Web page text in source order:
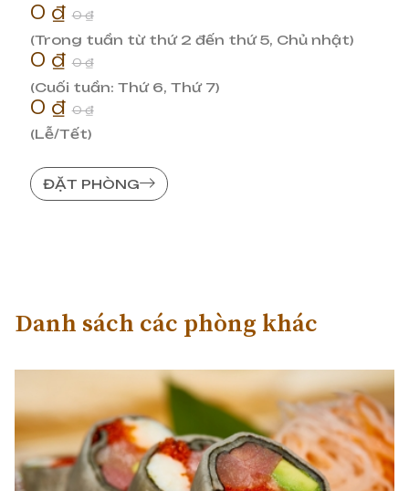
0 ₫ 0 ₫
(Trong tuần từ thứ 2 đến thứ 5, Chủ nhật)
0 ₫ 0 ₫
(Cuối tuần: Thứ 6, Thứ 7)
0 ₫ 0 ₫
(Lễ/Tết)
ĐẶT PHÒNG
Danh sách các phòng khác